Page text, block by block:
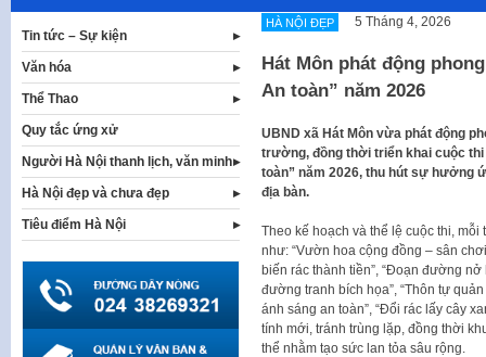
HÀ NỘI ĐẸP 5 Tháng 4, 2026
Hát Môn phát động
An toàn” năm 2026
UBND xã Hát Môn vừa phát động
trường, đồng thời triển khai cuộc thi
toàn” năm 2026, thu hút sự hưởng
địa bàn.
Theo kế hoạch và thể lệ cuộc thi,
như: “Vườn hoa cộng đồng – sân
biến rác thành tiền”, “Đoạn đường nở
đường tranh bích họa”, “Thôn tự
ánh sáng an toàn”, “Đổi rác lấy cây
tính mới, tránh trùng lặp, đồng thời
thể nhằm tạo sức lan tỏa sâu rộng.
Tin tức – Sự kiện
Văn hóa
Thể Thao
Quy tắc ứng xử
Người Hà Nội thanh lịch, văn minh
Hà Nội đẹp và chưa đẹp
Tiêu điểm Hà Nội